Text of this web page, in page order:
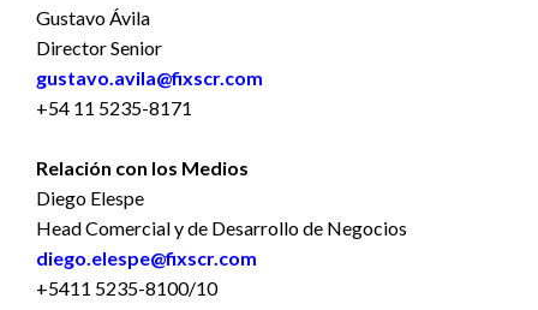
Gustavo Ávila
Director Senior
gustavo.avila@fixscr.com
+54 11 5235-8171
Relación con los Medios
Diego Elespe
Head Comercial y de Desarrollo de Negocios
diego.elespe@fixscr.com
+5411 5235-8100/10